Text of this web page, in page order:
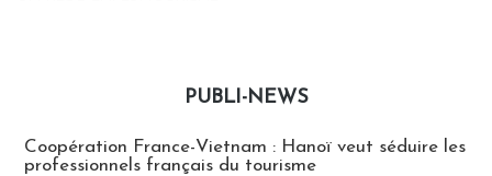
PUBLI-NEWS
Coopération France-Vietnam : Hanoï veut séduire les
professionnels français du tourisme